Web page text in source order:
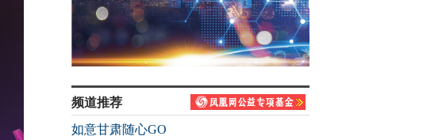
频道推荐
如意甘肃随心GO